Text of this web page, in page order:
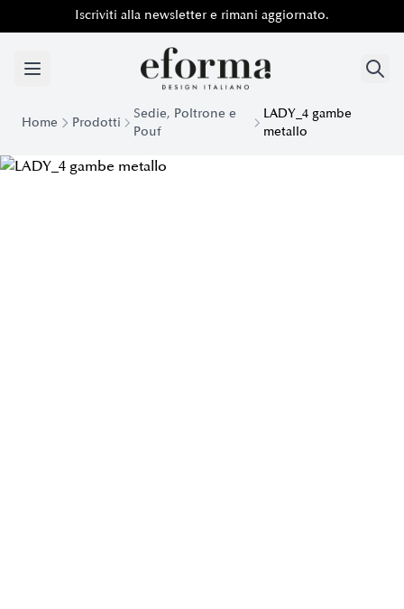
Iscriviti alla newsletter e rimani aggiornato.
Home Prodotti
Sedie, Poltrone e
Pouf
LADY_4 gambe
metallo
Sedia di Design Lady con gambe in metallo | Eforma